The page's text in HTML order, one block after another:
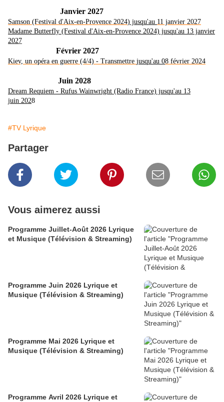
Janvier 2027
Samson (Festival d'Aix-en-Provence 2024) jusqu'au 11 janvier 2027
Madame Butterfly (Festival d'Aix-en-Provence 2024) jusqu'au 13 janvier
2027
Février 2027
Kiev, un opéra en guerre (4/4) - Transmettre jusqu'au 08 février 2024
Juin 2028
Dream Requiem - Rufus Wainwright (Radio France) jusqu'au 13
juin 2028
#TV Lyrique
Partager
Vous aimerez aussi
Programme Juillet-Août 2026 Lyrique
et Musique (Télévision & Streaming)
Programme Juin 2026 Lyrique et
Musique (Télévision & Streaming)
Programme Mai 2026 Lyrique et
Musique (Télévision & Streaming)
Programme Avril 2026 Lyrique et